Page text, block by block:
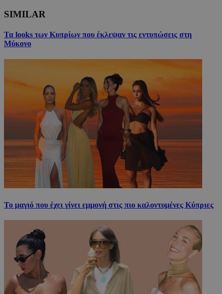
SIMILAR
Τα looks των Κυπρίων που έκλεψαν τις εντυπώσεις στη
Μύκονο
Το μαγιό που έχει γίνει εμμονή στις πιο καλοντυμένες Κύπριες